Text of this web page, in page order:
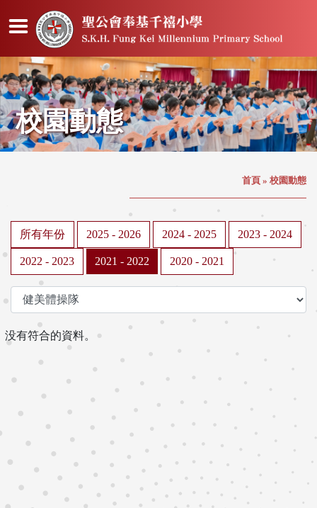
校園動態
首頁 » 校園動態
所有年份 2025 - 2026 2024 - 2025 2023 - 2024
2022 - 2023 2021 - 2022 2020 - 2021
没有符合的資料。